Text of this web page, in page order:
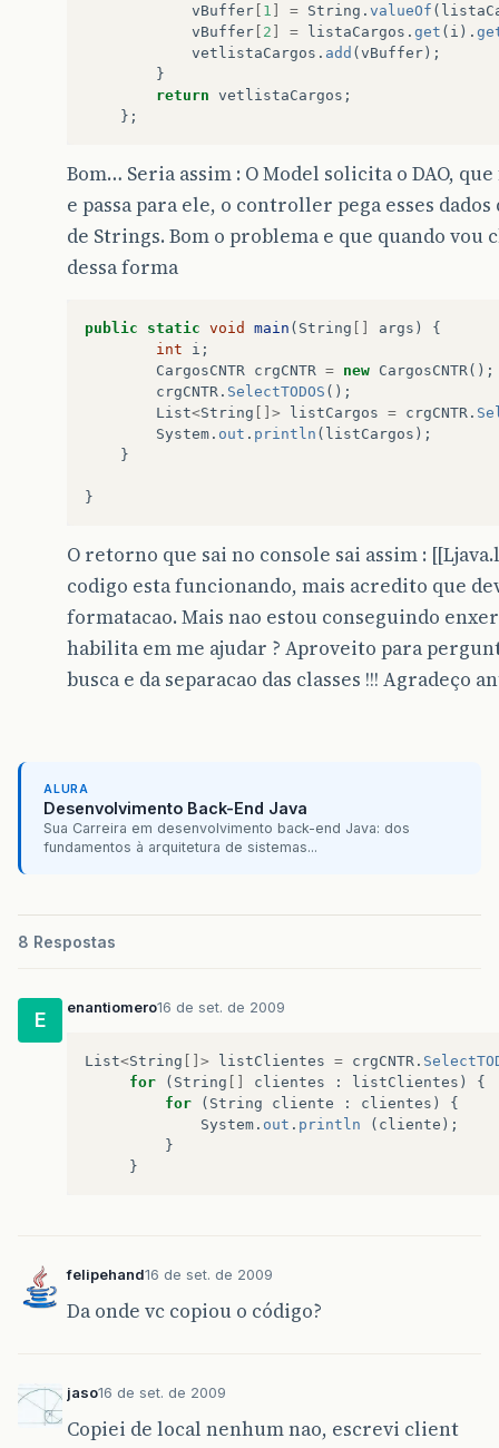
vBuffer 1 = String . valueOf (
vBuffer 2 = listaCargos . get ( i ).
vetlistaCargos . add ( vBuffer );
}
return vetlistaCargos ;
};
Bom… Seria assim : O Model solicita o DAO,
e passa para ele, o controller pega esses
de Strings. Bom o problema e que quando
dessa forma
public static void main ( String [] args )
{
int
i ;
CargosCNTR
crgCNTR = new CargosCNTR ();
crgCNTR . SelectTODOS ();
List<String []> listCargos = crgCNTR .
System . out . println ( listCargos );
}
}
O retorno que sai no console sai assim :
codigo esta funcionando, mais acredito que
formatacao. Mais nao estou conseguindo
habilita em me ajudar ? Aproveito para
busca e da separacao das classes !!! Agradeço
ALURA
Desenvolvimento Back-End Java
Sua Carreira em desenvolvimento back-end Java: dos
fundamentos à arquitetura de sistemas...
8 Respostas
E
enantiomero16 de set. de 2009
List<String []> listClientes = crgCNTR .
for
( String [] clientes : listClientes )
{
for
( String cliente : clientes )
{
System . out . println ( cliente );
}
}
felipehand16 de set. de 2009
Da onde vc copiou o código?
jaso16 de set. de 2009
Copiei de local nenhum nao, escrevi client